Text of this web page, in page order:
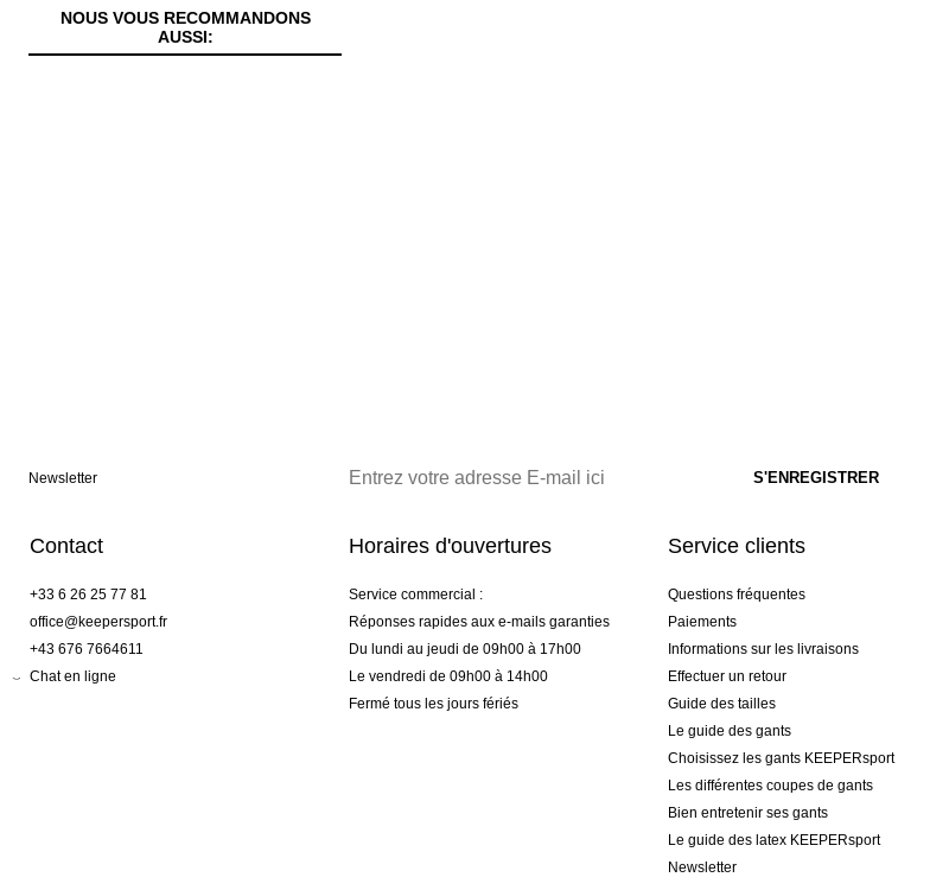
NOUS VOUS RECOMMANDONS
AUSSI:
Newsletter
Contact
+33 6 26 25 77 81
office@keepersport.fr
+43 676 7664611
Chat en ligne
Horaires d'ouvertures
Service commercial :
Réponses rapides aux e-mails garanties
Du lundi au jeudi de 09h00 à 17h00
Le vendredi de 09h00 à 14h00
Fermé tous les jours fériés
Service clients
Questions fréquentes
Paiements
Informations sur les livraisons
Effectuer un retour
Guide des tailles
Le guide des gants
Choisissez les gants KEEPERsport
Les différentes coupes de gants
Bien entretenir ses gants
Le guide des latex KEEPERsport
Newsletter